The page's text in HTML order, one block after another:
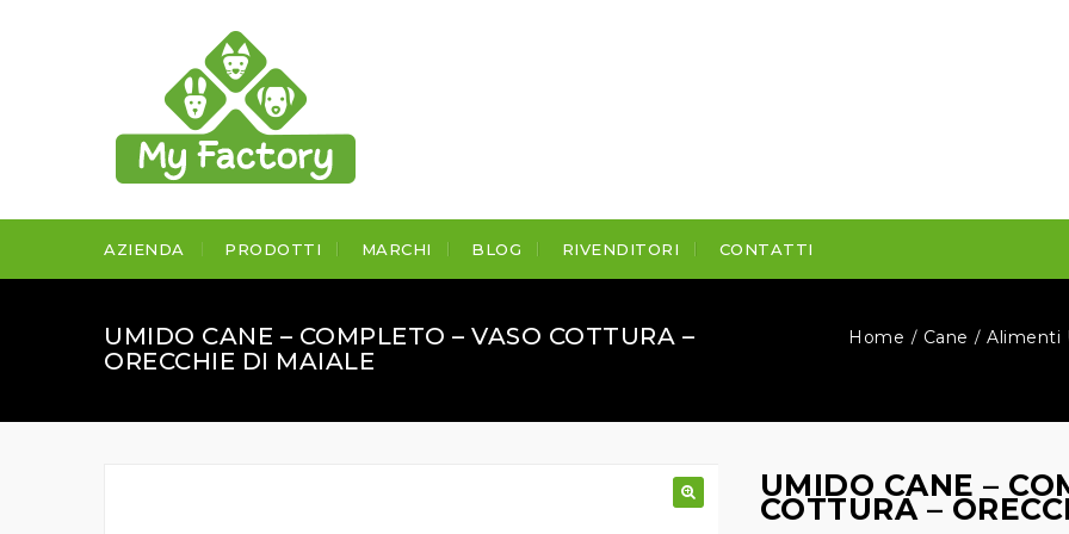
AZIENDA PRODOTTI MARCHI BLOG RIVENDITORI CONTATTI
UMIDO CANE – COMPLETO – VASO COTTURA –
ORECCHIE DI MAIALE
Home / Cane / Alimenti
UMIDO CANE –
COTTURA –